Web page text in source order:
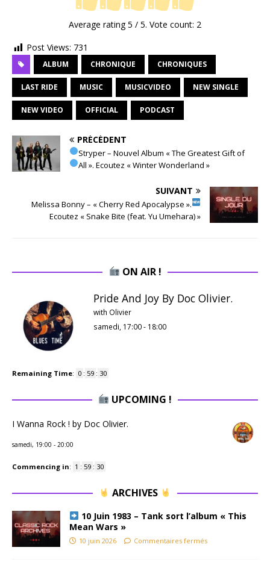
Average rating5 / 5. Vote count: 2
Post Views: 731
ALBUM CHRONIQUE CHRONIQUES
LAST RIDE MUSIC MUSICVIDEO NEW SINGLE
NEW VIDEO OFFICIAL PODCAST
PRÉCÉDENT
Stryper – Nouvel Album « The Greatest Gift of
All ». Ecoutez « Winter Wonderland »
SUIVANT
Melissa Bonny – « Cherry Red Apocalypse ».
Ecoutez « Snake Bite (feat. Yu Umehara) »
ON AIR !
Pride And Joy By Doc Olivier.
with Olivier
samedi, 17:00- 18:00
Remaining Time: 0 : 59 : 29
UPCOMING !
I Wanna Rock ! by Doc Olivier.
samedi, 19:00 - 20:00
Commencing in: 1 : 59 : 29
ARCHIVES
10 Juin 1983 – Tank sort l’album « This
Mean Wars »
10 juin 2026 Commentaires fermés